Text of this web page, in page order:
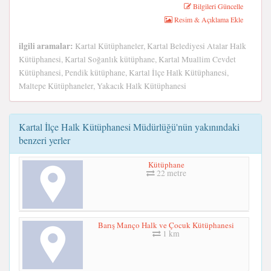
Bilgileri Güncelle
Resim & Açıklama Ekle
ilgili aramalar: Kartal Kütüphaneler, Kartal Belediyesi Atalar Halk
Kütüphanesi, Kartal Soğanlık kütüphane, Kartal Muallim Cevdet
Kütüphanesi, Pendik kütüphane, Kartal İlçe Halk Kütüphanesi,
Maltepe Kütüphaneler, Yakacık Halk Kütüphanesi
Kartal İlçe Halk Kütüphanesi Müdürlüğü'nün yakınındaki
benzeri yerler
Kütüphane
22 metre
Barış Manço Halk ve Çocuk Kütüphanesi
1 km